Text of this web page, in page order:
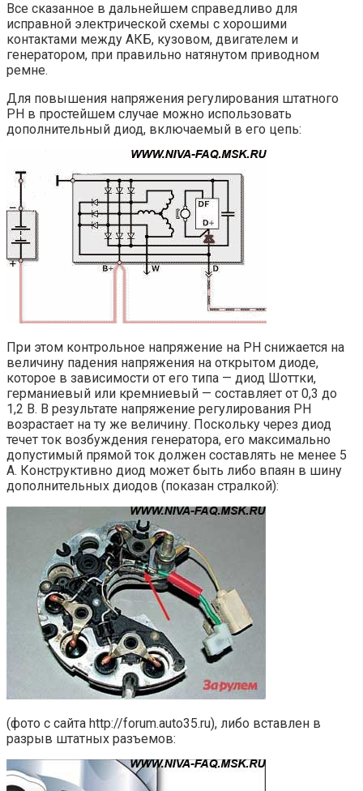
Все сказанное в дальнейшем справедливо для
исправной электрической схемы с хорошими
контактами между АКБ, кузовом, двигателем и
генератором, при правильно натянутом приводном
ремне.
Для повышения напряжения регулирования штатного
РН в простейшем случае можно использовать
дополнительный диод, включаемый в его цепь:
При этом контрольное напряжение на РН снижается на
величину падения напряжения на открытом диоде,
которое в зависимости от его типа — диод Шоттки,
германиевый или кремниевый — составляет от 0,3 до
1,2 В. В результате напряжение регулирования РН
возрастает на ту же величину. Поскольку через диод
течет ток возбуждения генератора, его максимально
допустимый прямой ток должен составлять не менее 5
А. Конструктивно диод может быть либо впаян в шину
дополнительных диодов (показан стралкой):
(фото с сайта http://forum.auto35.ru), либо вставлен в
разрыв штатных разъемов: